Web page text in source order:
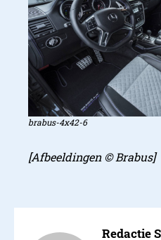
brabus-4x42-6
[Afbeeldingen © Brabus]
Redactie